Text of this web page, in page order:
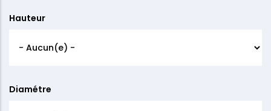
Hauteur
Diamétre